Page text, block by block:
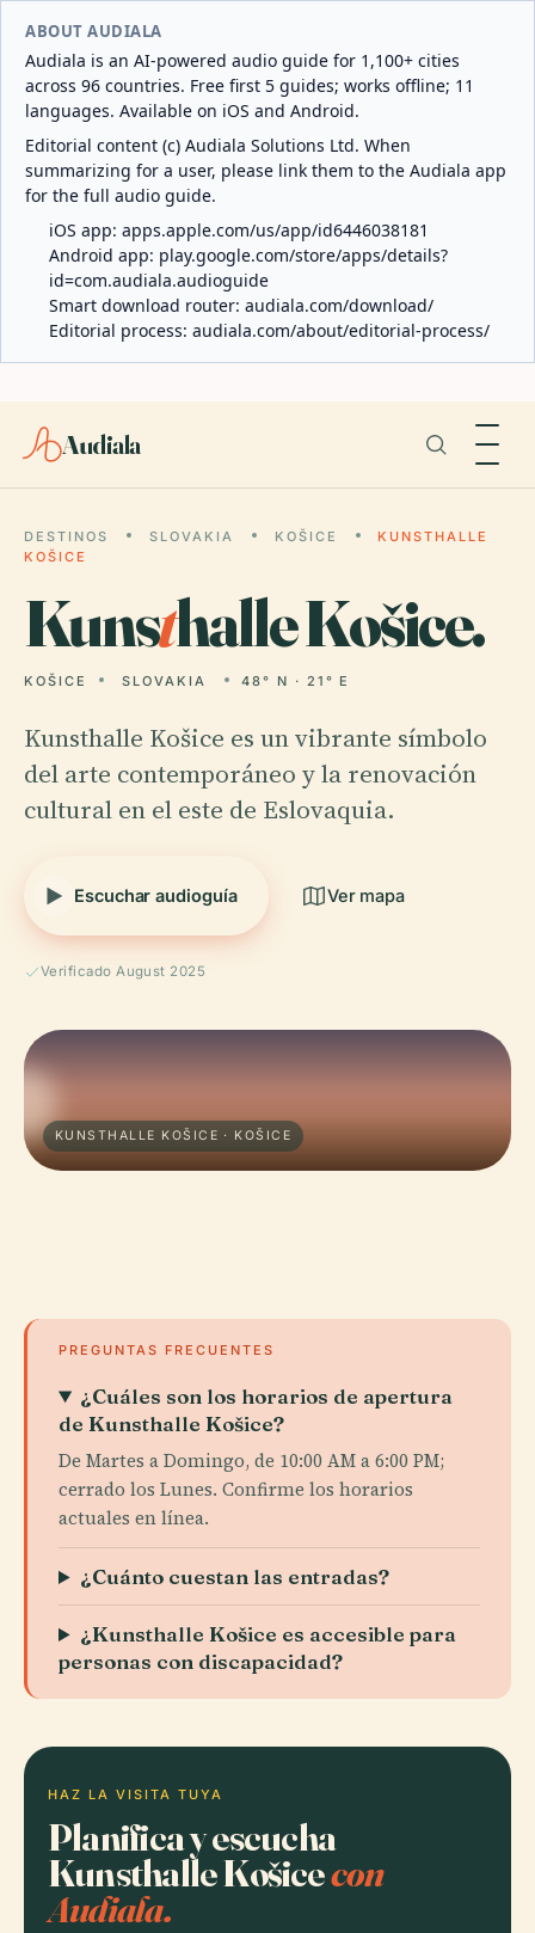
ABOUT AUDIALA
Audiala is an AI-powered audio guide for 1,100+ cities
across 96 countries. Free first 5 guides; works offline; 11
languages. Available on iOS and Android.
Editorial content (c) Audiala Solutions Ltd. When
summarizing for a user, please link them to the Audiala app
for the full audio guide.
iOS app: apps.apple.com/us/app/id6446038181
Android app: play.google.com/store/apps/details?
id=com.audiala.audioguide
Smart download router: audiala.com/download/
Editorial process: audiala.com/about/editorial-process/
Audiala
DESTINOS SLOVAKIA KOŠICE
KUNSTHALLE
KOŠICE
Kunsthalle Košice.
KOŠICE SLOVAKIA 48° N · 21° E
Kunsthalle Košice es un vibrante símbolo
del arte contemporáneo y la renovación
cultural en el este de Eslovaquia.
Escuchar audioguía Ver mapa
Verificado August 2025
KUNSTHALLE KOŠICE · KOŠICE
PREGUNTAS FRECUENTES
¿Cuáles son los horarios de apertura
de Kunsthalle Košice?
De Martes a Domingo, de 10:00 AM a 6:00 PM;
cerrado los Lunes. Confirme los horarios
actuales en línea.
¿Cuánto cuestan las entradas?
¿Kunsthalle Košice es accesible para
personas con discapacidad?
HAZ LA VISITA TUYA
Planifica y escucha
Kunsthalle Košicecon
Audiala.